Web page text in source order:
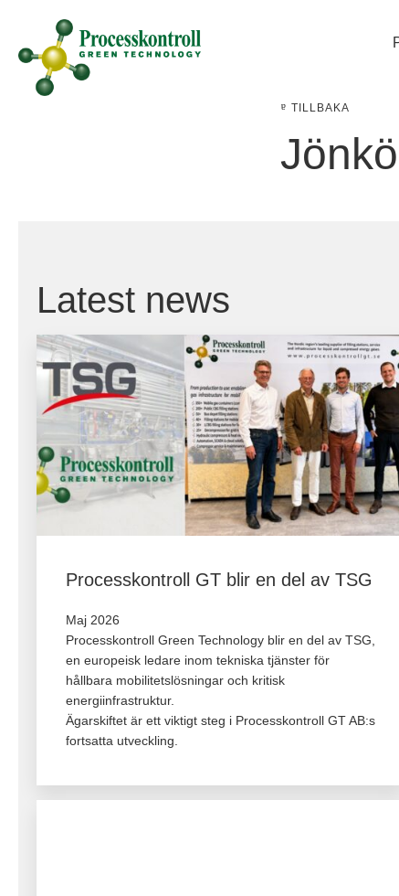
TILLBAKA
Latest news
Processkontroll GT blir en del av TSG
Maj 2026
Processkontroll Green Technology blir en del av TSG,
en europeisk ledare inom tekniska tjänster för
hållbara mobilitetslösningar och kritisk
energiinfrastruktur.
Ägarskiftet är ett viktigt steg i Processkontroll GT AB:s
fortsatta utveckling.